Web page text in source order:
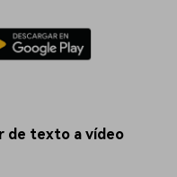
de texto a vídeo